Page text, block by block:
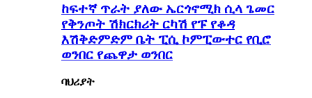
ከፍተኛ ጥራት ያለው ኤርጎኖሚክ ሲላ ጌመር
የቅንጦት ሽክርክሪት ርካሽ የፑ የቆዳ
እሽቅድምድም ቤት ፒሲ ኮምፒውተር የቢሮ
ወንበር የጨዋታ ወንበር
ባህሪያት